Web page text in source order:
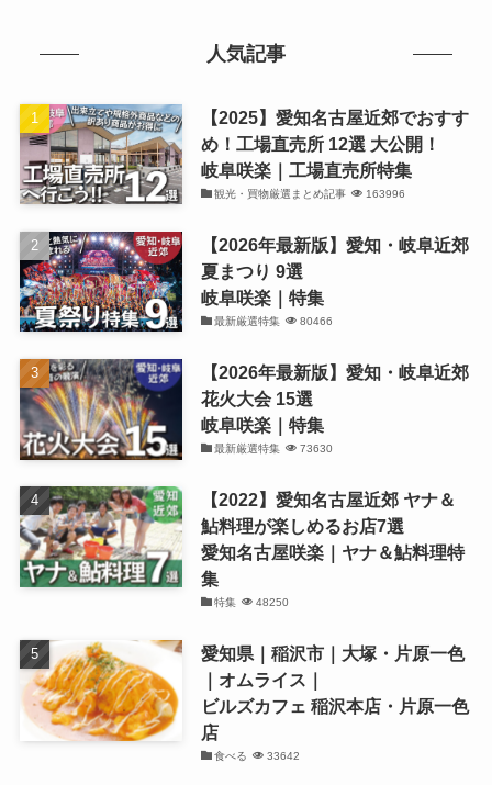
人気記事
【2025】愛知名古屋近郊でおすす
め！工場直売所 12選 大公開！
岐阜咲楽｜工場直売所特集
観光・買物厳選まとめ記事 163996
【2026年最新版】愛知・岐阜近郊
夏まつり 9選
岐阜咲楽｜特集
最新厳選特集 80466
【2026年最新版】愛知・岐阜近郊
花火大会 15選
岐阜咲楽｜特集
最新厳選特集 73630
【2022】愛知名古屋近郊 ヤナ＆
鮎料理が楽しめるお店7選
愛知名古屋咲楽｜ヤナ＆鮎料理特
集
特集 48250
愛知県｜稲沢市｜大塚・片原一色
｜オムライス｜
ビルズカフェ 稲沢本店・片原一色
店
食べる 33642